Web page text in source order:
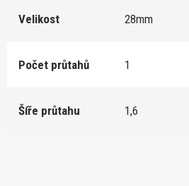
Velikost 28mm
Počet průtahů 1
Šíře průtahu 1,6